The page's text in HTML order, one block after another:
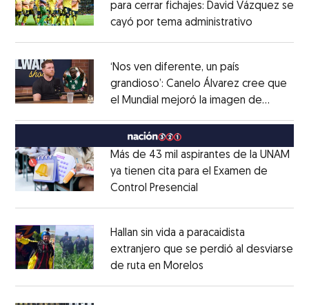
para cerrar fichajes: David Vázquez se
cayó por tema administrativo
‘Nos ven diferente, un país
grandioso’: Canelo Álvarez cree que
el Mundial mejoró la imagen de
MéxicoOpens in new window
Más de 43 mil aspirantes de la UNAM
ya tienen cita para el Examen de
Control Presencial
Hallan sin vida a paracaidista
extranjero que se perdió al desviarse
de ruta en Morelos